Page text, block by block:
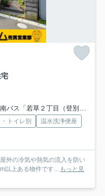
ス「若草２丁目（登別市）」バス停下車 徒歩2分
トイレ別
温水洗浄便座
外の冷気や熱気の流入を防い
以上ある物件です... もっと見